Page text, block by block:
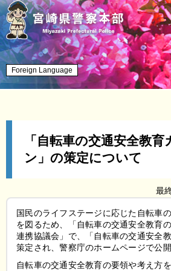
Foreign Language
「自転車の交通安全教育
ン」の策定について
最
国民のライフステージに応じた自転車
を図るため、「自転車の交通安全教育
連携協議会」で、「自転車の交通安全
策定され、警察庁のホームページで公開
自転車の交通安全教育の要領や考え方